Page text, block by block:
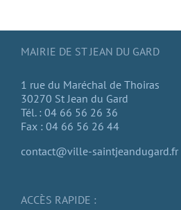
MAIRIE DE ST JEAN DU GARD
1 rue du Maréchal de Thoiras
30270 St Jean du Gard
Tél. : 04 66 56 26 36
Fax : 04 66 56 26 44
contact@ville-saintjeandugard.fr
ACCÈS RAPIDE :